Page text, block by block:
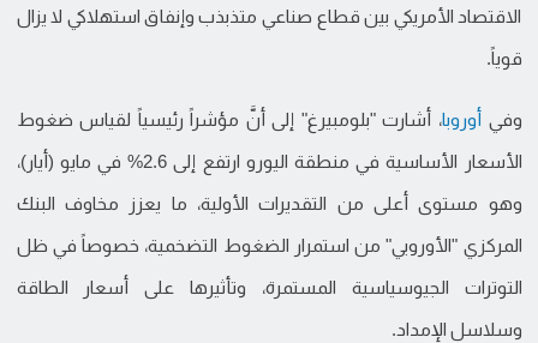
الاقتصاد الأمريكي بين قطاع صناعي متذبذب وإنفاق استهلاكي لا يزال
قوياً.
وفي أوروبا، أشارت "بلومبيرغ" إلى أنَّ مؤشراً رئيسياً لقياس ضغوط
الأسعار الأساسية في منطقة اليورو ارتفع إلى 2.6% في مايو (أيار)،
وهو مستوى أعلى من التقديرات الأولية، ما يعزز مخاوف البنك
المركزي "الأوروبي" من استمرار الضغوط التضخمية، خصوصاً في ظل
التوترات الجيوسياسية المستمرة، وتأثيرها على أسعار الطاقة
وسلاسل الإمداد.